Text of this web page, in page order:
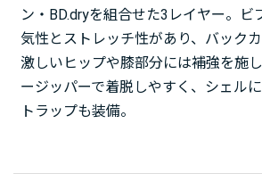
ン・BD.dryを組合せた3レイヤー。ビ
気性とストレッチ性があり、バック
激しいヒップや膝部分には補強を施
ージッパーで着脱しやすく、シェル
トラップも装備。